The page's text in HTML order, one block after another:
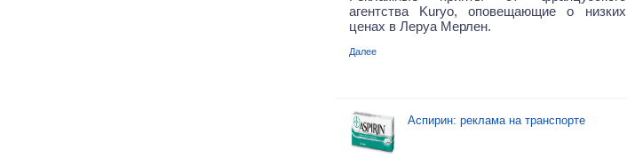
агентства Kuryo, оповещающие о низких
ценах в Леруа Мерлен.
Далее
Аспирин: реклама на транспорте